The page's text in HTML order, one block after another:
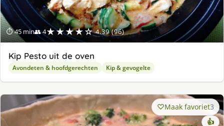
⏱ 45 min👥 4★★★★☆ 4.39 (96)
Kip Pesto uit de oven
Avondeten & hoofdgerechten Kip & gevogelte
Maak favoriet3
👍